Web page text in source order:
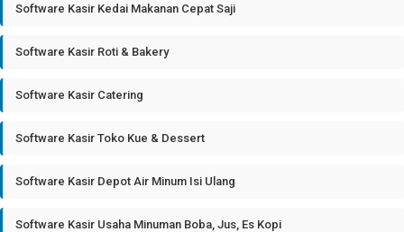
Software Kasir Kedai Makanan Cepat Saji
Software Kasir Roti & Bakery
Software Kasir Catering
Software Kasir Toko Kue & Dessert
Software Kasir Depot Air Minum Isi Ulang
Software Kasir Usaha Minuman Boba, Jus, Es Kopi